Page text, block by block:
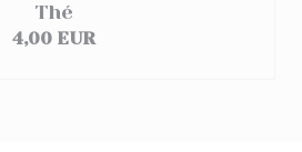
Thé
4,00 EUR